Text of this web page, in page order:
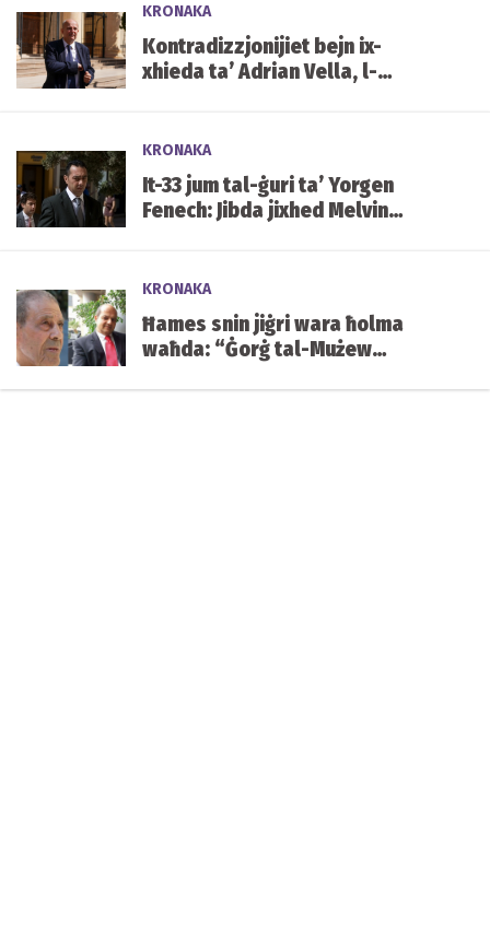
KRONAKA
Kontradizzjonijiet bejn ix-
xhieda ta’ Adrian Vella, l-
KRONAKA
It-33 jum tal-ġuri ta’ Yorgen
Fenech: Jibda jixhed Melvin
KRONAKA
Ħames snin jiġri wara ħolma
waħda: “Ġorġ tal-Mużew